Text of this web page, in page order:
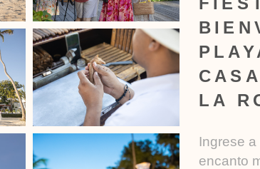
LA
Ingrese
encanto